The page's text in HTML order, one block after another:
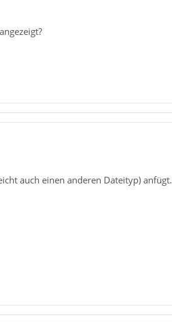
auch einen anderen Dateityp) anfügt.